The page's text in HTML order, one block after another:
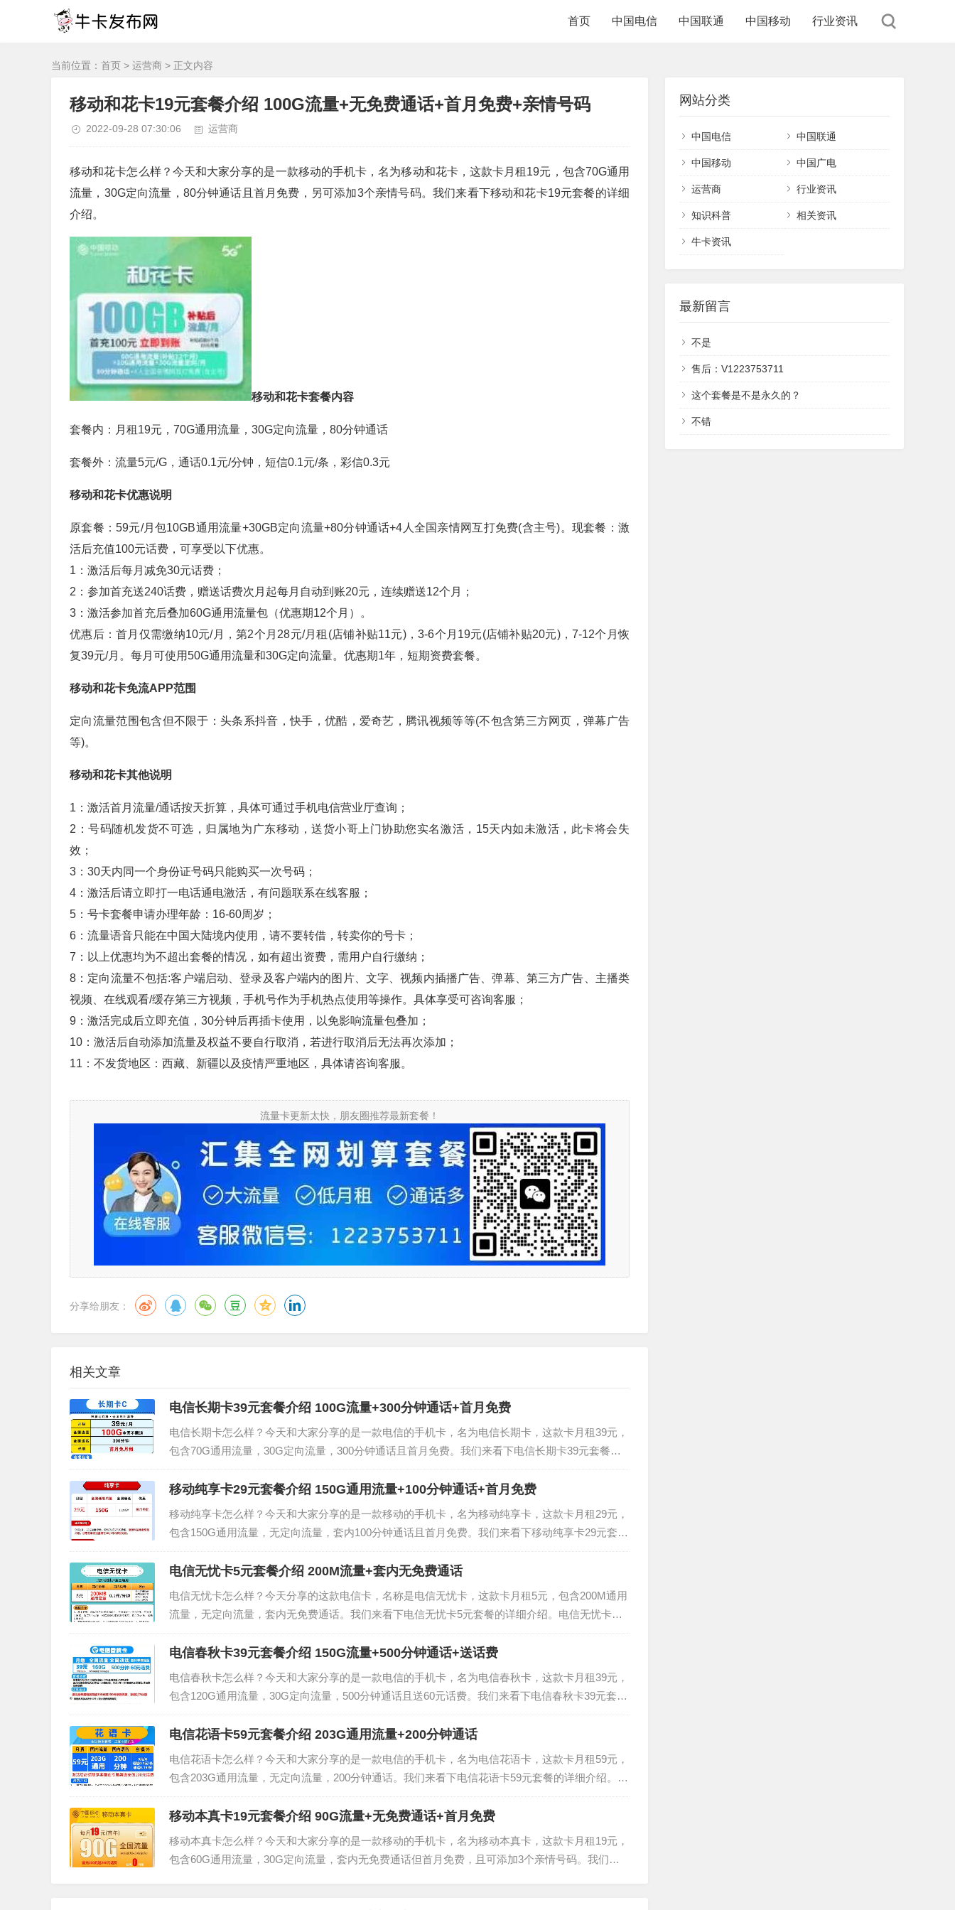
首页 中国电信 中国联通 中国移动 行业资讯
当前位置： 首页 > 运营商 > 正文内容
移动和花卡19元套餐介绍 100G流量+无免费通话+首月免费+亲情号码
2022-09-28 07:30:06 运营商
移动和花卡怎么样？今天和大家分享的是一款移动的手机卡，名为移动和花卡，这款卡月租19元，包含70G通用
流量，30G定向流量，80分钟通话且首月免费，另可添加3个亲情号码。我们来看下移动和花卡19元套餐的详细
介绍。
移动和花卡套餐内容
套餐内：月租19元，70G通用流量，30G定向流量，80分钟通话
套餐外：流量5元/G，通话0.1元/分钟，短信0.1元/条，彩信0.3元
移动和花卡优惠说明
原套餐：59元/月包10GB通用流量+30GB定向流量+80分钟通话+4人全国亲情网互打免费(含主号)。现套餐：激
活后充值100元话费，可享受以下优惠。
1：激活后每月减免30元话费；
2：参加首充送240话费，赠送话费次月起每月自动到账20元，连续赠送12个月；
3：激活参加首充后叠加60G通用流量包（优惠期12个月）。
优惠后：首月仅需缴纳10元/月，第2个月28元/月租(店铺补贴11元)，3-6个月19元(店铺补贴20元)，7-12个月恢
复39元/月。每月可使用50G通用流量和30G定向流量。优惠期1年，短期资费套餐。
移动和花卡免流APP范围
定向流量范围包含但不限于：头条系抖音，快手，优酷，爱奇艺，腾讯视频等等(不包含第三方网页，弹幕广告
等)。
移动和花卡其他说明
1：激活首月流量/通话按天折算，具体可通过手机电信营业厅查询；
2：号码随机发货不可选，归属地为广东移动，送货小哥上门协助您实名激活，15天内如未激活，此卡将会失
效；
3：30天内同一个身份证号码只能购买一次号码；
4：激活后请立即打一电话通电激活，有问题联系在线客服；
5：号卡套餐申请办理年龄：16-60周岁；
6：流量语音只能在中国大陆境内使用，请不要转借，转卖你的号卡；
7：以上优惠均为不超出套餐的情况，如有超出资费，需用户自行缴纳；
8：定向流量不包括:客户端启动、登录及客户端内的图片、文字、视频内插播广告、弹幕、第三方广告、主播类
视频、在线观看/缓存第三方视频，手机号作为手机热点使用等操作。具体享受可咨询客服；
9：激活完成后立即充值，30分钟后再插卡使用，以免影响流量包叠加；
10：激活后自动添加流量及权益不要自行取消，若进行取消后无法再次添加；
11：不发货地区：西藏、新疆以及疫情严重地区，具体请咨询客服。
流量卡更新太快，朋友圈推荐最新套餐！
分享给朋友：
相关文章
电信长期卡39元套餐介绍 100G流量+300分钟通话+首月免费
电信长期卡怎么样？今天和大家分享的是一款电信的手机卡，名为电信长期卡，这款卡月租39元，
包含70G通用流量，30G定向流量，300分钟通话且首月免费。我们来看下电信长期卡39元套餐的
详细介绍。电信长期卡套餐内容套餐内：月租39元，70G通用流量，30G定向流量，300分钟通话
套餐外：流量5元/G，通...
移动纯享卡29元套餐介绍 150G通用流量+100分钟通话+首月免费
移动纯享卡怎么样？今天和大家分享的是一款移动的手机卡，名为移动纯享卡，这款卡月租29元，
包含150G通用流量，无定向流量，套内100分钟通话且首月免费。我们来看下移动纯享卡29元套餐
的详细介绍。移动纯享卡套餐内容套餐内：月租29元，150G通用流量，100分钟通话套餐外：流量
5元/G，通话0.1元/...
电信无忧卡5元套餐介绍 200M流量+套内无免费通话
电信无忧卡怎么样？今天分享的这款电信卡，名称是电信无忧卡，这款卡月租5元，包含200M通用
流量，无定向流量，套内无免费通话。我们来看下电信无忧卡5元套餐的详细介绍。电信无忧卡套
餐内容套餐内：月租5元，200M通用流量套餐外：流量：0-1GB按照0.02元/M收费，1-5GB按照0.0
1元/M收费，5...
电信春秋卡39元套餐介绍 150G流量+500分钟通话+送话费
电信春秋卡怎么样？今天和大家分享的是一款电信的手机卡，名为电信春秋卡，这款卡月租39元，
包含120G通用流量，30G定向流量，500分钟通话且送60元话费。我们来看下电信春秋卡39元套餐
的详细介绍。电信春秋卡套餐内容套餐内：月租39元，120G通用流量，30G定向流量，500分钟通
话套餐外：流量5元...
电信花语卡59元套餐介绍 203G通用流量+200分钟通话
电信花语卡怎么样？今天和大家分享的是一款电信的手机卡，名为电信花语卡，这款卡月租59元，
包含203G通用流量，无定向流量，200分钟通话。我们来看下电信花语卡59元套餐的详细介绍。电
信花语卡套餐内容套餐内：月租59元，203G通用流量，200分钟通话套餐外：流量5元/G，通话0.1
5元/分钟，短信0...
移动本真卡19元套餐介绍 90G流量+无免费通话+首月免费
移动本真卡怎么样？今天和大家分享的是一款移动的手机卡，名为移动本真卡，这款卡月租19元，
包含60G通用流量，30G定向流量，套内无免费通话但首月免费，且可添加3个亲情号码。我们来
网站分类
中国电信 中国联通
中国移动 中国广电
运营商 行业资讯
知识科普 相关资讯
牛卡资讯
最新留言
不是
售后：V1223753711
这个套餐是不是永久的？
不错